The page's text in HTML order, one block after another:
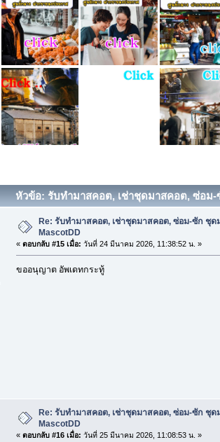
หัวข้อ: รับทำมาสคอต, เช่าชุดมาสคอต, ซ่อม-
Re: รับทำมาสคอต, เช่าชุดมาสคอต, ซ่อม-ซัก ชุ
MascotDD
« ตอบกลับ #15 เมื่อ: วันที่ 24 มีนาคม 2026, 11:38:52 น. »
ขออนุญาต อัพเดทกระทู้
Re: รับทำมาสคอต, เช่าชุดมาสคอต, ซ่อม-ซัก ชุ
MascotDD
« ตอบกลับ #16 เมื่อ: วันที่ 25 มีนาคม 2026, 11:08:53 น. »